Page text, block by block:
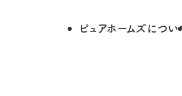
ピュアホームズについ